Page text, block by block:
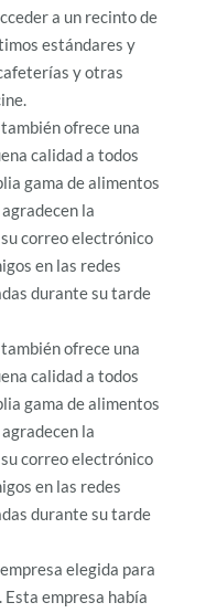
a un recinto de
estándares y
y otras
ofrece una
calidad a todos
gama de alimentos
la
correo electrónico
en las redes
durante su tarde
ofrece una
calidad a todos
gama de alimentos
la
correo electrónico
en las redes
durante su tarde
elegida para
empresa había